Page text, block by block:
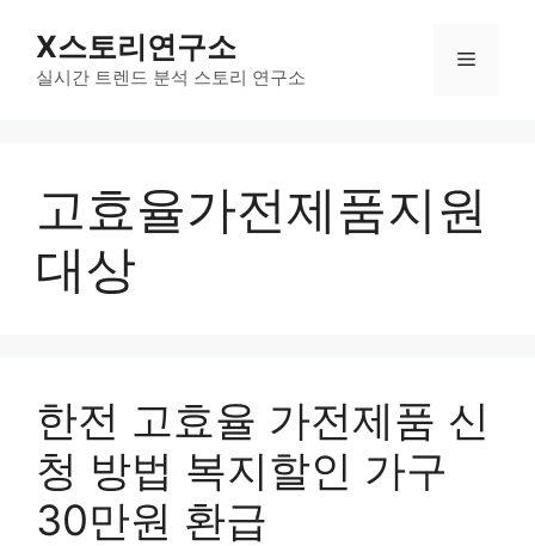
X스토리연구소
실시간 트렌드 분석 스토리 연구소
메
고효율가전제품지원
대상
한전 고효율 가전제품 신
청 방법 복지할인 가구
30만원 환급